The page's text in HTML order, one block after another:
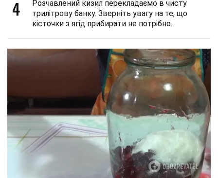
4
Розчавлений кизил перекладаємо в чисту
трилітрову банку. Зверніть увагу на те, що
кісточки з ягід прибирати не потрібно.